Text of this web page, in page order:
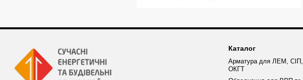
Каталог
Арматура для ЛЕМ, СІП,
ОКГТ